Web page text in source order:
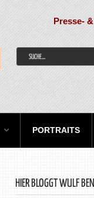
Presse-
PORTRAITS
HIER BLOGGT WULF